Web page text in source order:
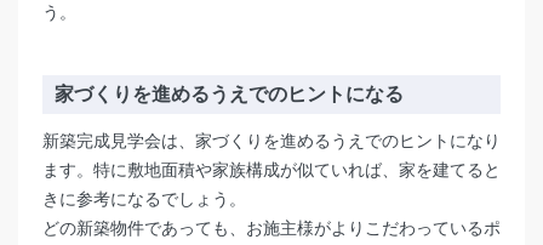
う。
家づくりを進めるうえでのヒントになる
新築完成見学会は、家づくりを進めるうえでのヒントになり
ます。特に敷地面積や家族構成が似ていれば、家を建てると
きに参考になるでしょう。
どの新築物件であっても、お施主様がよりこだわっているポ